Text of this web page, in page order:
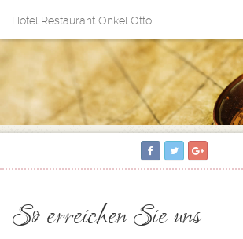
Hotel Restaurant Onkel Otto
So erreichen Sie uns